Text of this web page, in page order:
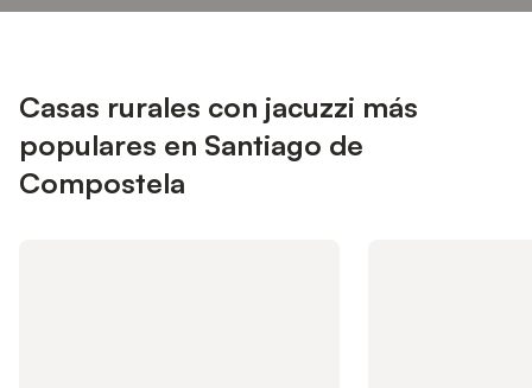
Casas rurales con jacuzzi más
populares en Santiago de
Compostela